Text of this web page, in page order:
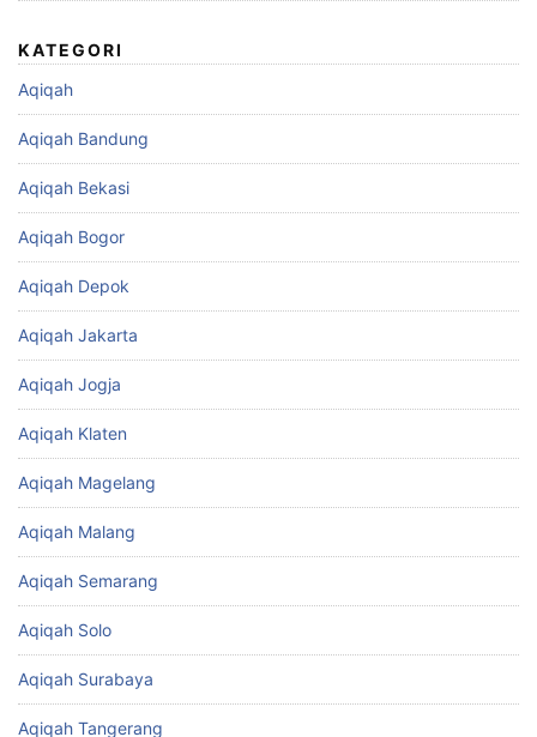
KATEGORI
Aqiqah
Aqiqah Bandung
Aqiqah Bekasi
Aqiqah Bogor
Aqiqah Depok
Aqiqah Jakarta
Aqiqah Jogja
Aqiqah Klaten
Aqiqah Magelang
Aqiqah Malang
Aqiqah Semarang
Aqiqah Solo
Aqiqah Surabaya
Aqiqah Tangerang